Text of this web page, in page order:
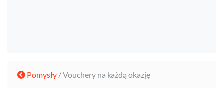
Pomysły / Vouchery na każdą okazję